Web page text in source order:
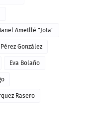
Ametllé "Jota"
González
Eva Bolaño
Rasero